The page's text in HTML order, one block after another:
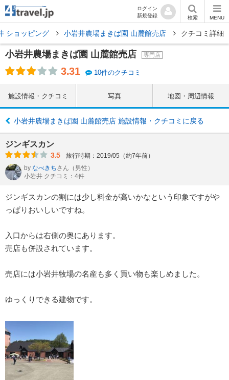
ログイン
新規登録
検索 MENU
ショッピング 小岩井農場まきば園 山麓館売店 クチコミ詳細
小岩井農場まきば園 山麓館売店 専門店
3.31 10件のクチコミ
施設情報・クチコミ 写真 地図・周辺情報
小岩井農場まきば園 山麓館売店 施設情報・クチコミに戻る
ジンギスカン
3.5
旅行時期：2019/05（約7年前）
by なべきちさん （男性）
小岩井 クチコミ：4件
ジンギスカンの割には少し料金が高いかなという印象ですがや
っぱりおいしいですね。
入口からは右側の奥にあります。
売店も併設されています。
売店には小岩井牧場の名産も多く買い物も楽しめました。
ゆっくりできる建物です。